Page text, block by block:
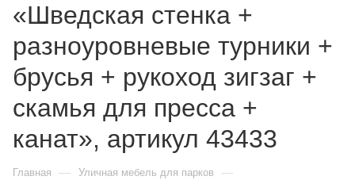
«Шведская стенка +
разноуровневые турники +
брусья + рукоход зигзаг +
скамья для пресса +
канат», артикул 43433
Главная — Уличная мебель для парков —